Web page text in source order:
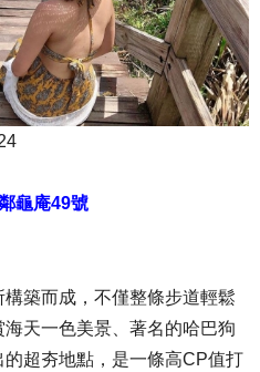
龜庵49號
築而成，不僅整條步道輕鬆
天一色美景、著名的哈巴狗
超夯地點，是一條高CP值打